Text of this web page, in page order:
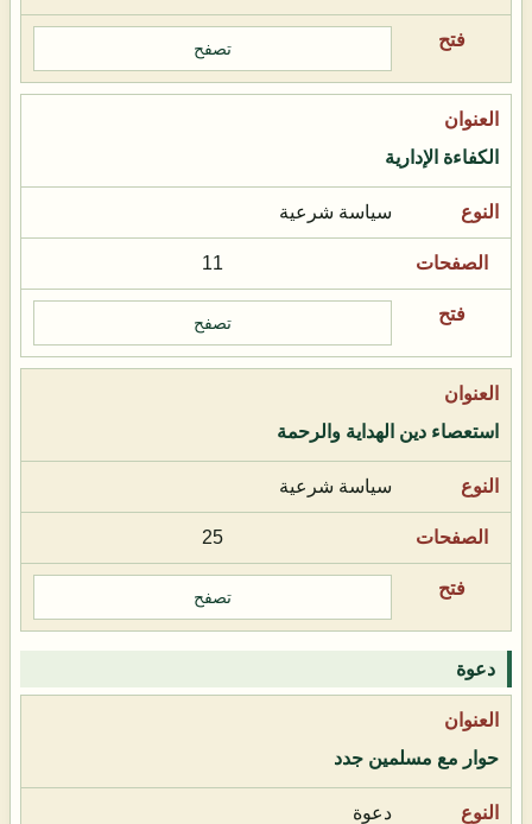
تصفح
الكفاءة الإدارية
سياسة شرعية
11
تصفح
استعصاء دين الهداية والرحمة
سياسة شرعية
25
تصفح
دعوة
حوار مع مسلمين جدد
دعوة